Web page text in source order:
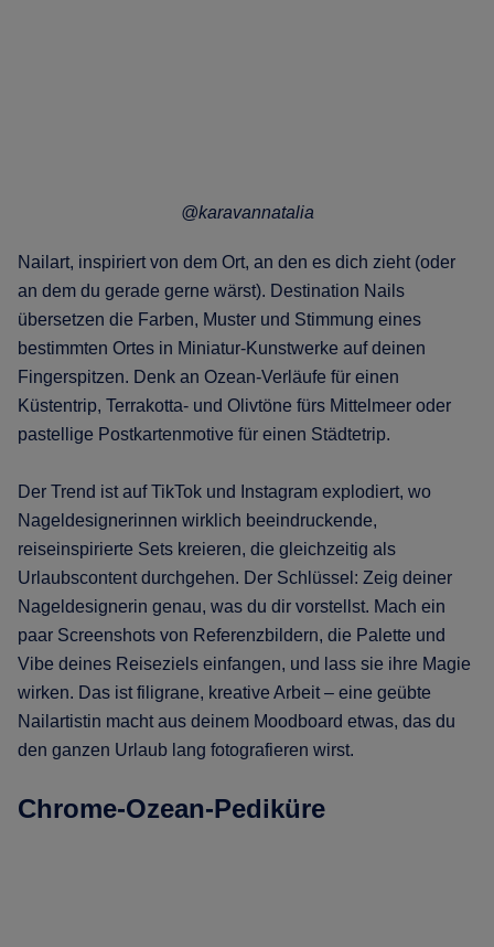
@karavannatalia
Nailart, inspiriert von dem Ort, an den es dich zieht (oder
an dem du gerade gerne wärst). Destination Nails
übersetzen die Farben, Muster und Stimmung eines
bestimmten Ortes in Miniatur-Kunstwerke auf deinen
Fingerspitzen. Denk an Ozean-Verläufe für einen
Küstentrip, Terrakotta- und Olivtöne fürs Mittelmeer oder
pastellige Postkartenmotive für einen Städtetrip.
Der Trend ist auf TikTok und Instagram explodiert, wo
Nageldesignerinnen wirklich beeindruckende,
reiseinspirierte Sets kreieren, die gleichzeitig als
Urlaubscontent durchgehen. Der Schlüssel: Zeig deiner
Nageldesignerin genau, was du dir vorstellst. Mach ein
paar Screenshots von Referenzbildern, die Palette und
Vibe deines Reiseziels einfangen, und lass sie ihre Magie
wirken. Das ist filigrane, kreative Arbeit – eine geübte
Nailartistin macht aus deinem Moodboard etwas, das du
den ganzen Urlaub lang fotografieren wirst.
Chrome-Ozean-Pediküre